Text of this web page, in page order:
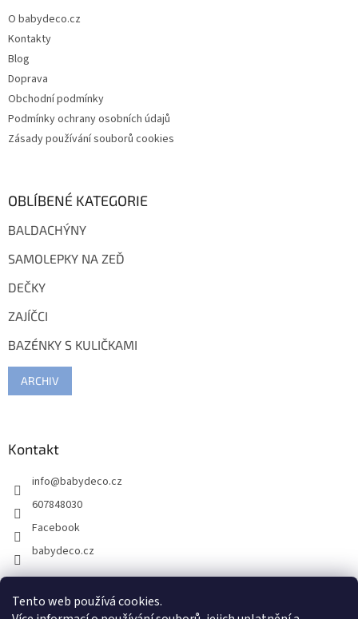
Tento web používá cookies.
O babydeco.cz
Kontakty
Blog
Doprava
Obchodní podmínky
Podmínky ochrany osobních údajů
Zásady používání souborů cookies
OBLÍBENÉ KATEGORIE
BALDACHÝNY
SAMOLEPKY NA ZEĎ
DEČKY
ZAJÍČCI
BAZÉNKY S KULIČKAMI
ARCHIV
Kontakt
info@babydeco.cz
607848030
Facebook
babydeco.cz